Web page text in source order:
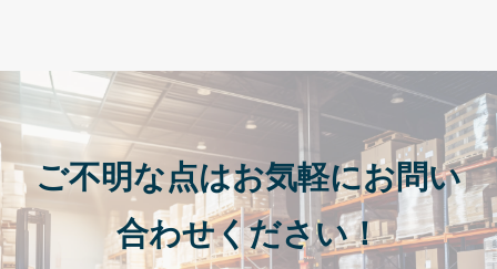
ご不明な点はお気軽にお問い
合わせください！